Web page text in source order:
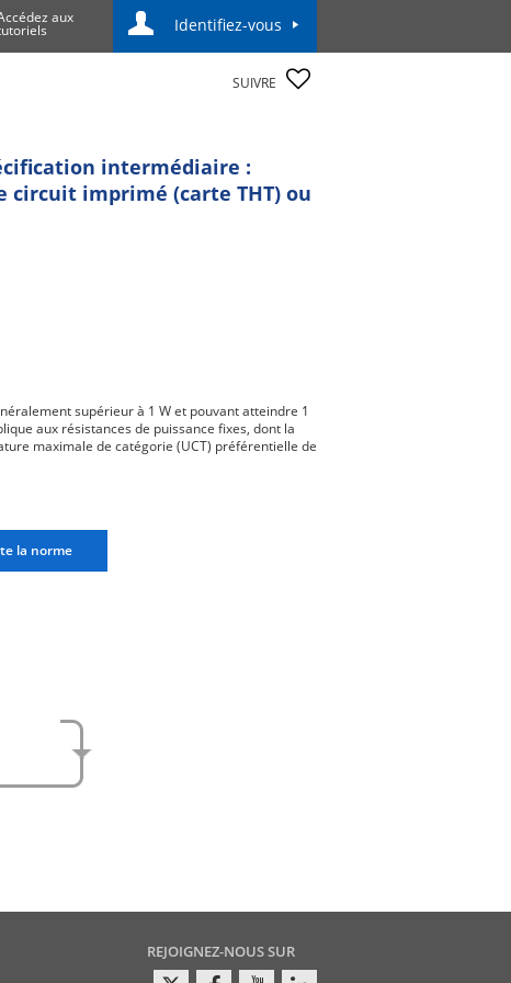
aux Identifiez-vous
SUIVRE
intermédiaire :
circuit imprimé (carte THT) ou
supérieur à 1 W et pouvant atteindre 1
aux résistances de puissance fixes, dont la
maximale de catégorie (UCT) préférentielle de
la norme
REJOIGNEZ-NOUS SUR